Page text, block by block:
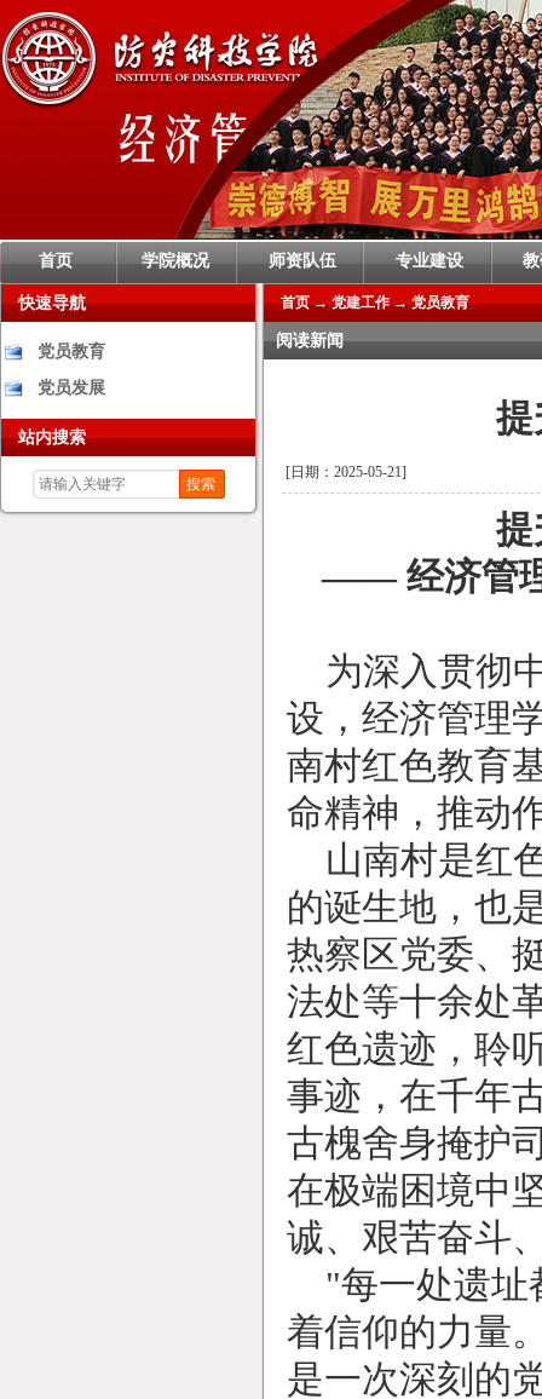
首页 学院概况 师资队伍 专业建设
快速导航
党员教育
党员发展
站内搜索
搜索
首页→党建工作→党员教育
阅读新闻
[日期：2025-05-21]
—— 经济管
为深入贯彻
设，经济管理
南村红色教育
命精神，推动
山南村是红
的诞生地，也
热察区党委、
法处等十余处
红色遗迹，聆
事迹，在千年
古槐舍身掩护
在极端困境中
诚、艰苦奋斗
"每一处遗址
着信仰的力量
是一次深刻的